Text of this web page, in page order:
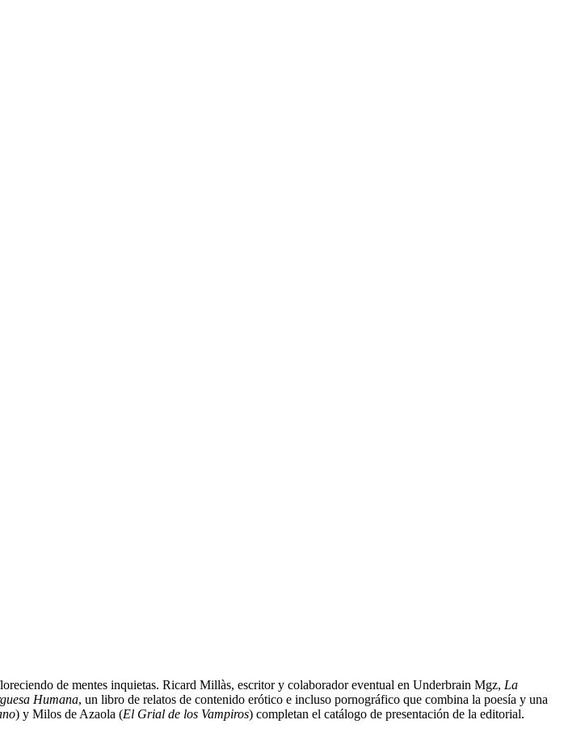
de mentes inquietas. Ricard Millàs, escritor y colaborador eventual en Underbrain Mgz, La
Humana, un libro de relatos de contenido erótico e incluso pornográfico que combina la poesía y una
) y Milos de Azaola (El Grial de los Vampiros) completan el catálogo de presentación de la editorial.